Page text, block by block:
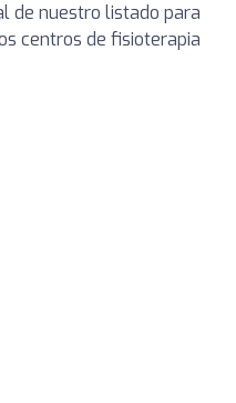
de nuestro listado para
centros de fisioterapia